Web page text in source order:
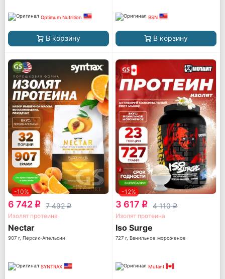
Optimum Nutrition
В корзину
BSN
В корзину
-10%
6 742 q 7 492q
Изолят протеина
Nectar
907 г, Персик-Апельсин
SYNTRAX
-12%
3 617 q 4 110q
Изолят протеина
Iso Surge
727 г, Ванильное мороженое
Mutant